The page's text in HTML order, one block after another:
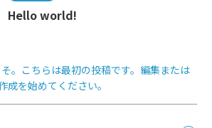
Hello world!
。こちらは最初の投稿です。編集または
成を始めてください。